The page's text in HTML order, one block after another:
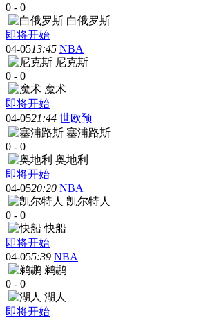
0 - 0
白俄罗斯
即将开始
04-0513:45 NBA
尼克斯
0 - 0
魔术
即将开始
04-0521:44 世欧预
塞浦路斯
0 - 0
奥地利
即将开始
04-0520:20 NBA
凯尔特人
0 - 0
快船
即将开始
04-055:39 NBA
鹈鹕
0 - 0
湖人
即将开始